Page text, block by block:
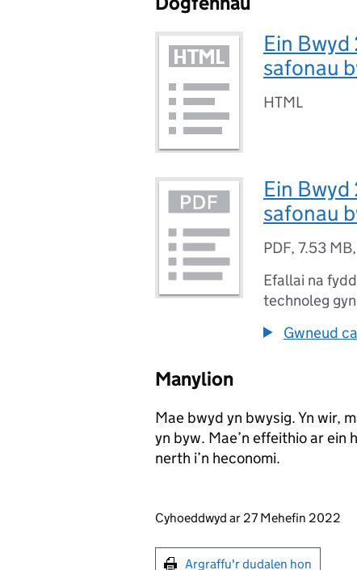
Ein
safonau
HTML
Ein
safonau
PDF, 7.53 MB,
Efallai na
technoleg
Gwneud
Manylion
Mae bwyd yn bwysig. Yn wir,
yn byw. Mae’n effeithio ar ein
nerth i’n heconomi.
Updates to this page
Cyhoeddwyd ar 27 Mehefin 2022
Argraffu'r dudalen hon
Argraffu'r dudalen hon